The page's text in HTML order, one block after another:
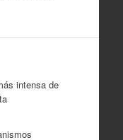
intensa de